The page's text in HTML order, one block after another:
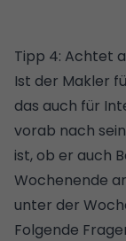
Tipp 4: Achtet
Ist der Makler
das auch für
vorab nach
ist, ob er auch
Wochenende
unter der
Folgende